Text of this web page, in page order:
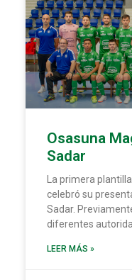
Osasuna
Sadar
La primera
celebró su
Sadar.
diferentes
LEER MÁS »